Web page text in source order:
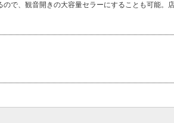
で、観音開きの大容量セラーにすることも可能。